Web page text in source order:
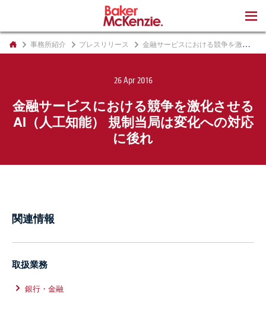
事務所紹介 プレスリリース 金融サービスにおける競争を激化させるAI（人工知能） 規制当局は変化への対応に後れ
26 Apr 2016
金融サービスにおける競争を激化させる
AI（人工知能） 規制当局は変化への対応
に後れ
関連情報
取扱業務
銀行・金融